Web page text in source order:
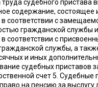
судебного пристава
содержание, состоящее
соответствии с
гражданской службы
соответствии с
службы, а
и иных
судебных приставов
счет 5. Судебные
на пенсию за выслугу